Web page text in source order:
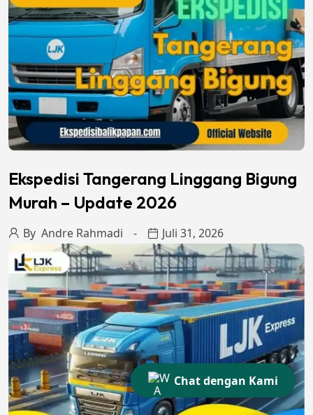
Ekspedisi Tangerang Linggang Bigung
Murah – Update 2026
By Andre Rahmadi Juli 31, 2026
Chat dengan Kami